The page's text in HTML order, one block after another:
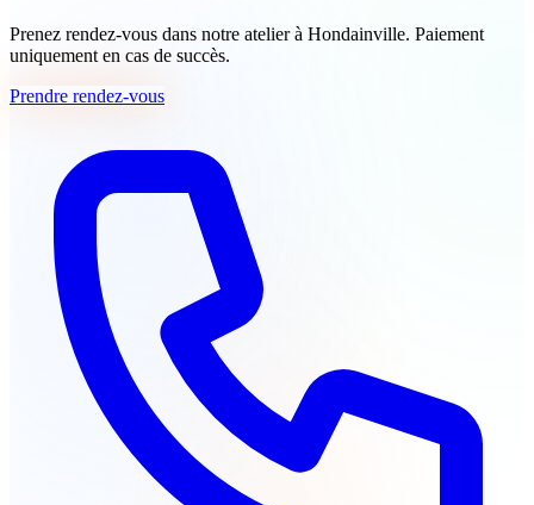
Prenez rendez-vous dans notre atelier à Hondainville. Paiement
uniquement en cas de succès.
Prendre rendez-vous